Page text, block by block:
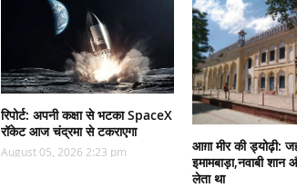
रिपोर्ट: अपनी कक्षा से भटका SpaceX
रॉकेट आज चंद्रमा से टकराएगा
August 05, 2026 2:23 pm
आग़ा मीर की ड्योढ़ी:
इमामबाड़ा,नवाबी शान
लेता था